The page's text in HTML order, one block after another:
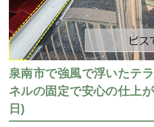
泉南市で強風で浮いたテ
ネルの固定で安心の仕上
日)